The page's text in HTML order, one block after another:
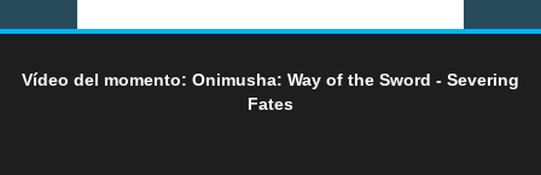
Vídeo del momento: Onimusha: Way of the Sword - Severing
Fates